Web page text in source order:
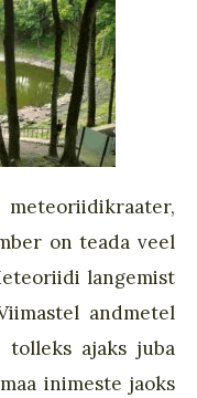
on teada veel
langemist
andmetel
tolleks ajaks juba
inimeste jaoks